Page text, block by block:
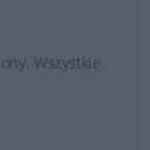
Wszystkie